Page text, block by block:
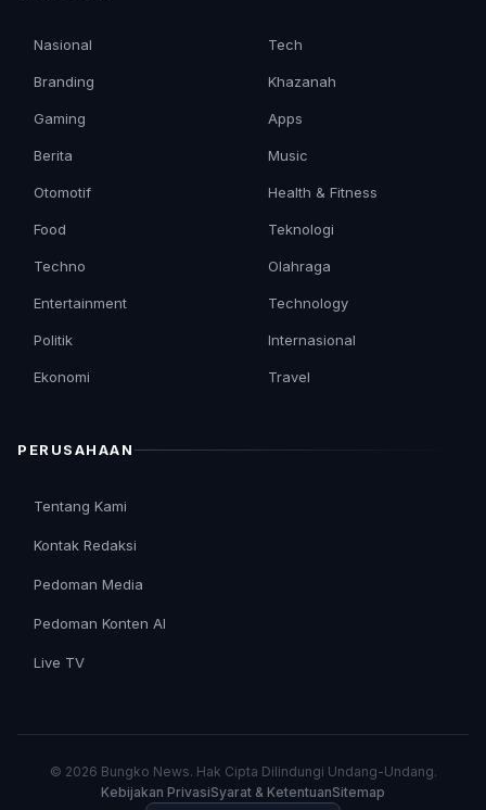
Nasional
Branding
Gaming
Berita
Otomotif
Tech
Khazanah
Apps
Music
Health & Fitness
Food
Techno
Entertainment
Politik
Ekonomi
Teknologi
Olahraga
Technology
Internasional
Travel
PERUSAHAAN
Tentang Kami
Kontak Redaksi
Pedoman Media
Pedoman Konten AI
Live TV
© 2026 Bungko News. Hak Cipta Dilindungi Undang-Undang.
Kebijakan PrivasiSyarat & KetentuanSitemap